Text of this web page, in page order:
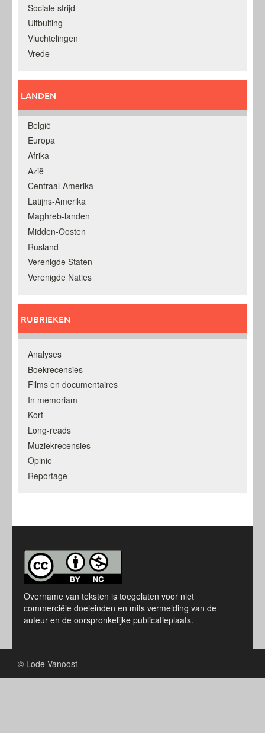
Sociale strijd
Uitbuiting
Vluchtelingen
Vrede
LANDEN
België
Europa
Afrika
Azië
Centraal-Amerika
Latijns-Amerika
Maghreb-landen
Midden-Oosten
Rusland
Verenigde Staten
Verenigde Naties
RUBRIEKEN
Analyses
Boekrecensies
Films en documentaires
In memoriam
Kort
Long-reads
Muziekrecensies
Opinie
Reportage
Overname van teksten is toegelaten voor niet
commerciële doeleinden en mits vermelding van de
auteur en de oorspronkelijke publicatieplaats.
© Lode Vanoost